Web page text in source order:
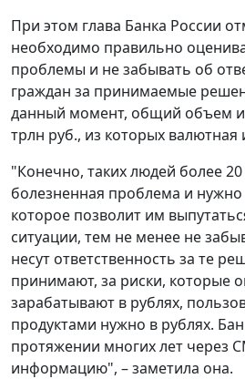
При этом глава Банка России
необходимо правильно
проблемы и не забывать об
граждан за принимаемые
данный момент, общий объем
трлн руб., из которых валютная
"Конечно, таких людей более 20
болезненная проблема и
которое позволит им
ситуации, тем не менее не
несут ответственность за те
принимают, за риски, которые
зарабатывают в рублях,
продуктами нужно в рублях.
протяжении многих лет через
информацию", – заметила она.